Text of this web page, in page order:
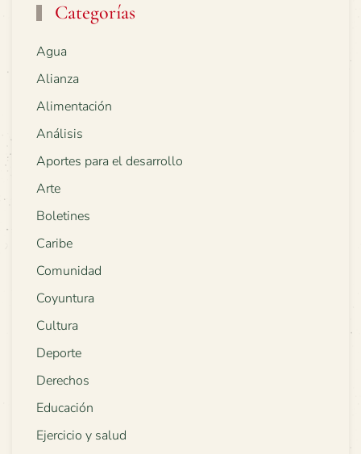
Categorías
Agua
Alianza
Alimentación
Análisis
Aportes para el desarrollo
Arte
Boletines
Caribe
Comunidad
Coyuntura
Cultura
Deporte
Derechos
Educación
Ejercicio y salud